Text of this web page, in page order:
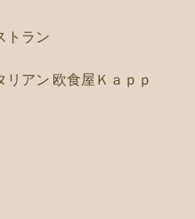
トラン
リアン 欧食屋Ｋａｐｐ